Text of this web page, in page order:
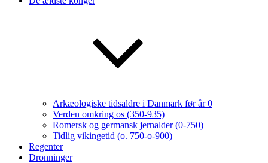
Arkæologiske tidsaldre i Danmark før år 0
Verden omkring os (350-935)
Romersk og germansk jernalder (0-750)
Tidlig vikingetid (o. 750-o-900)
Regenter
Dronninger